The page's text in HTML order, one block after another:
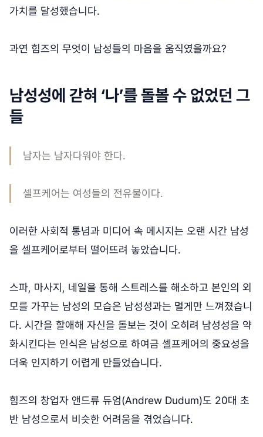
가치를 달성했습니다.
과연 힘즈의 무엇이 남성들의 마음을 움직였을까요?
남성성에 갇혀 ‘나’를 돌볼 수 없었던 그
들
남자는 남자다워야 한다.
셀프케어는 여성들의 전유물이다.
이러한 사회적 통념과 미디어 속 메시지는 오랜 시간 남성
을 셀프케어로부터 떨어뜨려 놓았습니다.
스파, 마사지, 네일을 통해 스트레스를 해소하고 본인의 외
모를 가꾸는 남성의 모습은 남성성과는 멀게만 느껴졌습니
다. 시간을 할애해 자신을 돌보는 것이 오히려 남성성을 약
화시킨다는 인식은 남성으로 하여금 셀프케어의 중요성을
더욱 인지하기 어렵게 만들었습니다.
힘즈의 창업자 앤드류 듀엄(Andrew Dudum)도 20대 초
반 남성으로서 비슷한 어려움을 겪었습니다.